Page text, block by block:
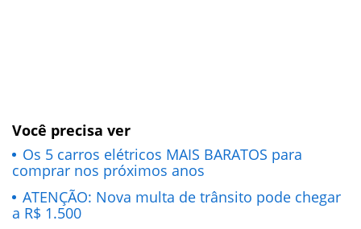
Você precisa ver
Os 5 carros elétricos MAIS BARATOS para
comprar nos próximos anos
ATENÇÃO: Nova multa de trânsito pode chegar
a R$ 1.500